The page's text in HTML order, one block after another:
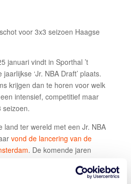
januari vindt in Sporthal ’t
‘Jr. NBA Draft’ plaats.
krijgen dan te horen voor welk
intensief, competitief maar
seizoen.
land ter wereld met een Jr. NBA
vond de lancering van de
. De komende jaren